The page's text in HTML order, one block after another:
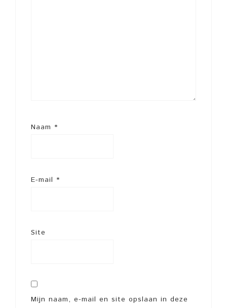
Naam *
E-mail *
Site
Mijn naam, e-mail en site opslaan in deze